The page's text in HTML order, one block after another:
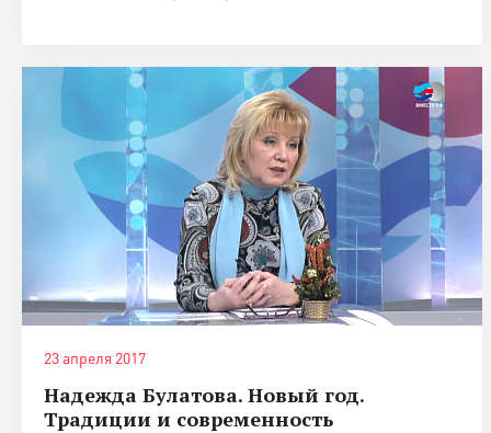
23 апреля 2017
Надежда Булатова. Новый год.
Традиции и современность